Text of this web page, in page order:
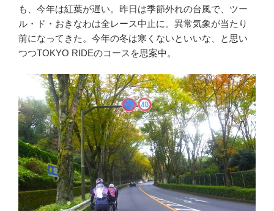
も、今年は紅葉が遅い。昨日は季節外れの台風で、ツー
ル・ド・おきなわは全レース中止に。異常気象が当たり
前になってきた。今年の冬は寒くないといいな、と思い
つつTOKYO RIDEのコースを思案中。